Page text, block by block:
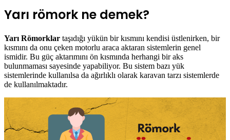
Yarı römork ne demek?
Yarı Römorklar taşıdığı yükün bir kısmını kendisi üstlenirken, bir
kısmını da onu çeken motorlu araca aktaran sistemlerin genel
ismidir. Bu güç aktarımını ön kısmında herhangi bir aks
bulunmaması sayesinde yapabiliyor. Bu sistem bazı yük
sistemlerinde kullanılsa da ağırlıklı olarak karavan tarzı sistemlerde
de kullanılmaktadır.